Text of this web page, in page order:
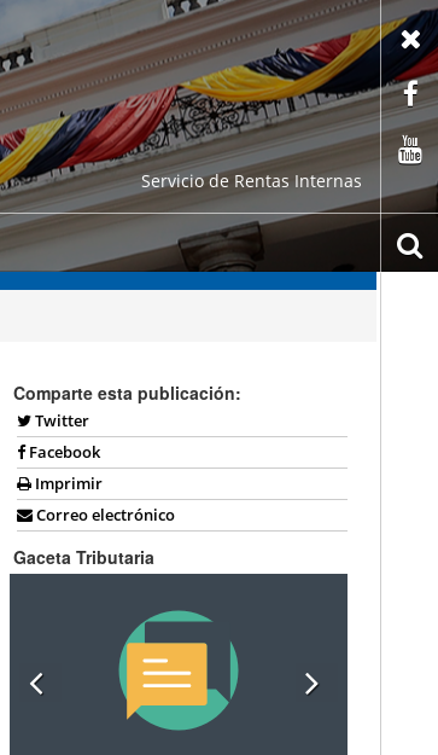
Servicio de Rentas Internas
Comparte esta publicación:
Twitter
Facebook
Imprimir
Correo electrónico
Gaceta Tributaria